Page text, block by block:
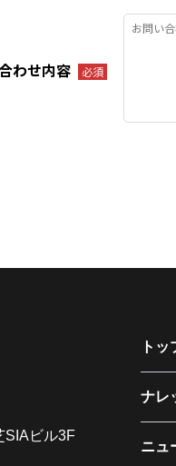
わせ内容 必須
SIAビル3F
トッ
ナレ
ニュ